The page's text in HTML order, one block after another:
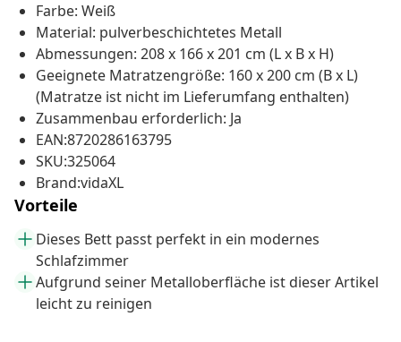
Farbe: Weiß
Material: pulverbeschichtetes Metall
Abmessungen: 208 x 166 x 201 cm (L x B x H)
Geeignete Matratzengröße: 160 x 200 cm (B x L)
(Matratze ist nicht im Lieferumfang enthalten)
Zusammenbau erforderlich: Ja
EAN:8720286163795
SKU:325064
Brand:vidaXL
Vorteile
Dieses Bett passt perfekt in ein modernes
Schlafzimmer
Aufgrund seiner Metalloberfläche ist dieser Artikel
leicht zu reinigen